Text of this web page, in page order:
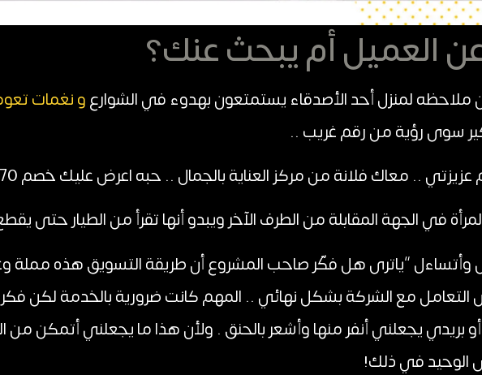
العميل أم يبحث عنك؟
لمنزل أحد الأصدقاء يستمتعون بهدوء في الشوارعو نغمات
سوى رؤية من رقم غريب ..
.. معاك فلانة من مركز العناية بالجمال .. حبه اعرض عليك خصم 70٪ على خدمة….
في الجهة المقابلة من الطرف الآخر ويبدو أنها تقرأ من الطيار حتى
وأتساءل “ياترى هل فكّر صاحب المشروع أن طريقة التسويق هذه مملة
مع الشركة بشكل نهائي .. المهم كانت ضرورية بالخدمة لكن
الوحيد في ذلك!